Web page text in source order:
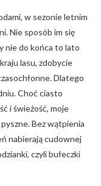
w sezonie letnim
Nie sposób im się
nie do końca to lato
lasu, zdobycie
Dlatego
Choć ciasto
i świeżość, moje
Bez wątpienia
nabierają cudownej
czyli bułeczki